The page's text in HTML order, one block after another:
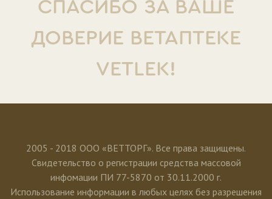
СПАСИБО ЗА ВАШЕ
ДОВЕРИЕ ВЕТАПТЕКЕ
VETLEK!
2005 - 2018 ООО «ВЕТТОРГ». Все права защищены.
Свидетельство о регистрации средства массовой
инфомации ПИ 77-5870 от 30.11.2000 г.
Использование информации в любых целях без разрешения